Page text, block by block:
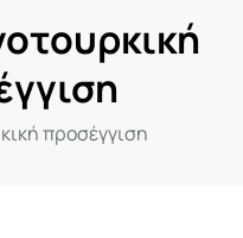
προσέγγιση